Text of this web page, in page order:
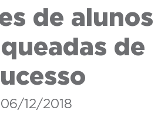
de alunos
de
06/12/2018